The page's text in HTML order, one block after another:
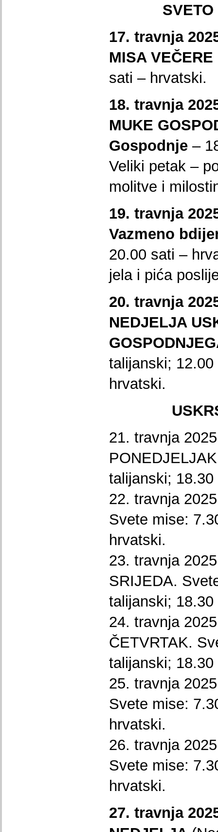
17. travnja
MISA
sati – hrvatski.
18. travnja
MUKE
Gospodnje –
Veliki petak –
molitve i
19. travnja
Vazmeno
20.00 sati –
jela i pića
20. travnja
NEDJELJA
talijanski;
hrvatski.
21. travnja
talijanski;
22. travnja
Svete mise:
hrvatski.
23. travnja
SRIJEDA.
talijanski;
24. travnja
ČETVRTAK.
talijanski;
25. travnja
Svete mise:
hrvatski.
26. travnja
Svete mise:
hrvatski.
27. travnja